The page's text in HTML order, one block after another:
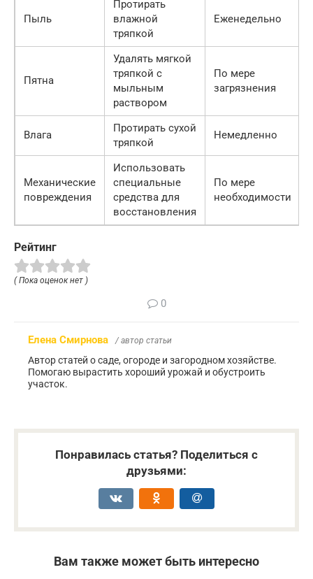
Пыль
Протирать
влажной
тряпкой
Еженедельно
Пятна
Удалять мягкой
тряпкой с
мыльным
раствором
По мере
загрязнения
Влага
Протирать сухой
тряпкой
Немедленно
Механические
повреждения
Использовать
специальные
средства для
восстановления
По мере
необходимости
Рейтинг
( Пока оценок нет )
0
Елена Смирнова / автор статьи
Автор статей о саде, огороде и загородном хозяйстве.
Помогаю вырастить хороший урожай и обустроить
участок.
Понравилась статья? Поделиться с
друзьями:
Вам также может быть интересно